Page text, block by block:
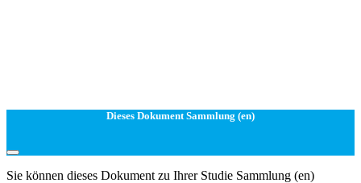
Dieses Dokument Sammlung (en)
Sie können dieses Dokument zu Ihrer Studie Sammlung (en)